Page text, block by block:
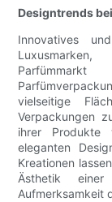
Designtrends
Innovatives
vielseitige
Verpackungen
ihrer Produkte
eleganten
Kreationen
Ästhetik
Aufmerksamkeit